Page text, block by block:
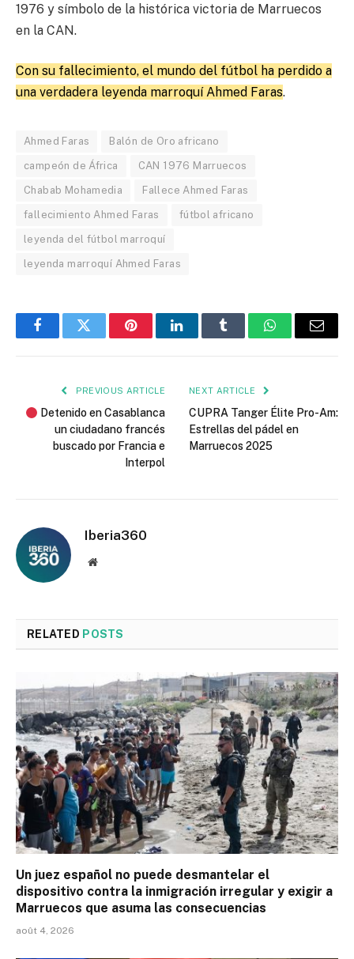
1976 y símbolo de la histórica victoria de Marruecos
en la CAN.
Con su fallecimiento, el mundo del fútbol ha perdido a
una verdadera leyenda marroquí Ahmed Faras.
Ahmed Faras Balón de Oro africano
campeón de África CAN 1976 Marruecos
Chabab Mohamedia Fallece Ahmed Faras
fallecimiento Ahmed Faras fútbol africano
leyenda del fútbol marroquí
leyenda marroquí Ahmed Faras
FacebookTwitter PinterestLinkedInTumblr WhatsAppEmail
PREVIOUS ARTICLE
Detenido en Casablanca
un ciudadano francés
buscado por Francia e
Interpol
NEXT ARTICLE
CUPRA Tanger Élite Pro-Am:
Estrellas del pádel en
Marruecos 2025
Iberia360
Website
RELATED POSTS
Un juez español no puede desmantelar el
dispositivo contra la inmigración irregular y exigir a
Marruecos que asuma las consecuencias
août 4, 2026